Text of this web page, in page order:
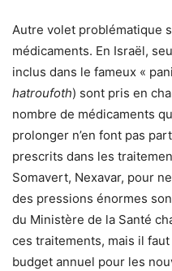
Autre volet problématique
médicaments. En Israël,
inclus dans le fameux «
hatroufoth) sont pris en
nombre de médicaments
prolonger n’en font pas
prescrits dans les
Somavert, Nexavar, pour
des pressions énormes
du Ministère de la Santé
ces traitements, mais il
budget annuel pour les